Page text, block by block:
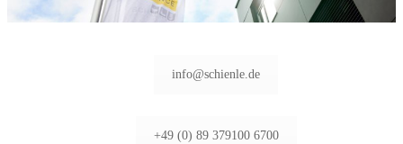
info@schienle.de
+49 (0) 89 379100 6700